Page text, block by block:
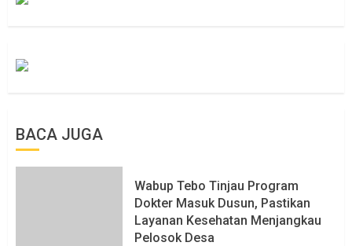
BACA JUGA
Wabup Tebo Tinjau Program
Dokter Masuk Dusun, Pastikan
Layanan Kesehatan Menjangkau
Pelosok Desa